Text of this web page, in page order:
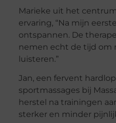
Marieke uit het
ervaring, “Na mijn
ontspannen. De
nemen echt de tijd om
luisteren.”
Jan, een fervent
sportmassages bij
herstel na trainingen
sterker en minder